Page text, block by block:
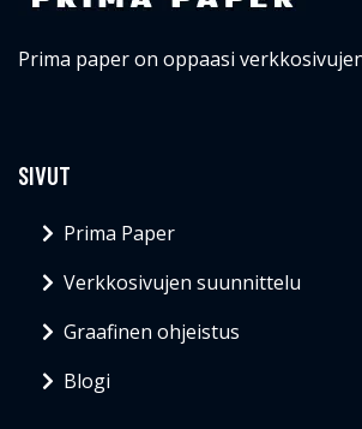
Prima paper on oppaasi
SIVUT
Prima Paper
Verkkosivujen suunnittelu
Graafinen ohjeistus
Blogi